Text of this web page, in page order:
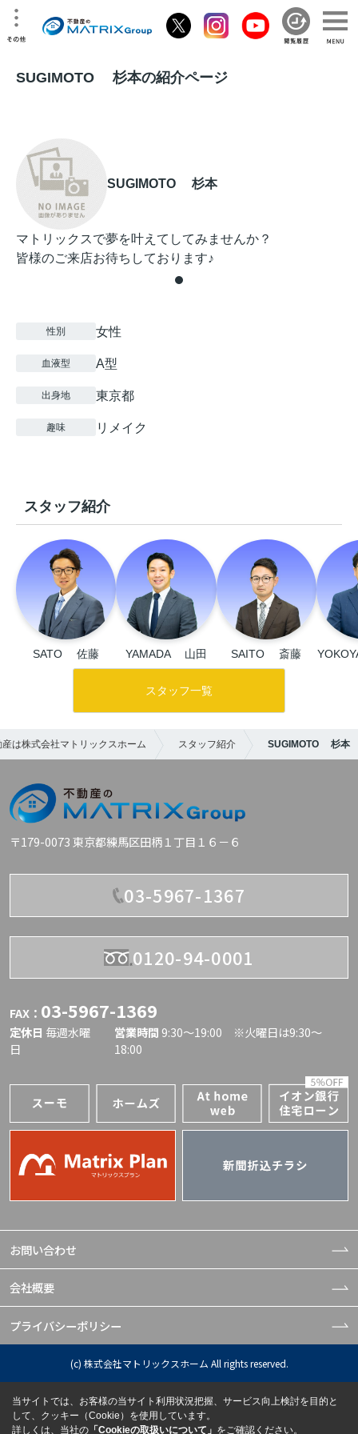
SUGIMOTO 杉本の紹介ページ
SUGIMOTO 杉本
マトリックスで夢を叶えてしてみませんか？
皆様のご来店お待ちしております♪
性別 女性
血液型 A型
出身地 東京都
趣味 リメイク
スタッフ紹介
SATO 　佐藤 YAMADA 　山田 SAITO 　斎藤
スタッフ一覧
は株式会社マトリックスホーム スタッフ紹介 SUGIMOTO 杉本
〒179-0073 東京都練馬区田柄１丁目１６－６
03-5967-1367
0120-94-0001
FAX： 03-5967-1369
定休日 毎週水曜
日
営業時間 9:30〜19:00 ※火曜日は9:30～
18:00
お問い合わせ
会社概要
プライバシーポリシー
(c) 株式会社マトリックスホーム All rights reserved.
当サイトでは、お客様の当サイト利用状況把握、サービス向上検討を目的と
して、クッキー（Cookie）を使用しています。
詳しくは、当社の 「Cookieの取扱いについて」 をご確認ください。